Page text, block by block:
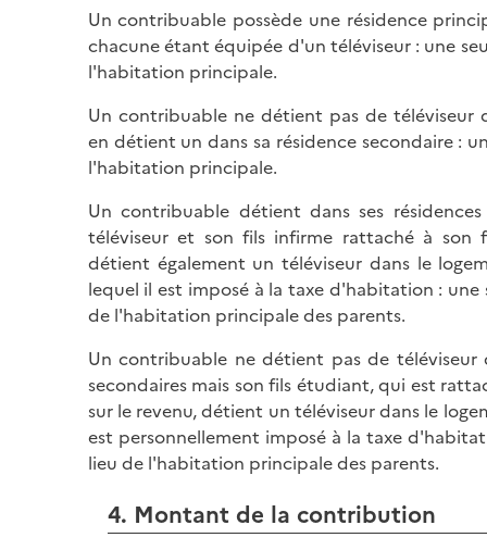
Un contribuable possède une résidence
chacune étant équipée d'un téléviseur : une
l'habitation principale.
Un contribuable ne détient pas de téléviseur
en détient un dans sa résidence secondaire :
l'habitation principale.
Un contribuable détient dans ses
téléviseur et son fils infirme rattaché à
détient également un téléviseur dans le
lequel il est imposé à la taxe d'habitation :
de l'habitation principale des parents.
Un contribuable ne détient pas de téléviseur
secondaires mais son fils étudiant, qui est
sur le revenu, détient un téléviseur dans le
est personnellement imposé à la taxe
lieu de l'habitation principale des parents.
4. Montant de la contribution